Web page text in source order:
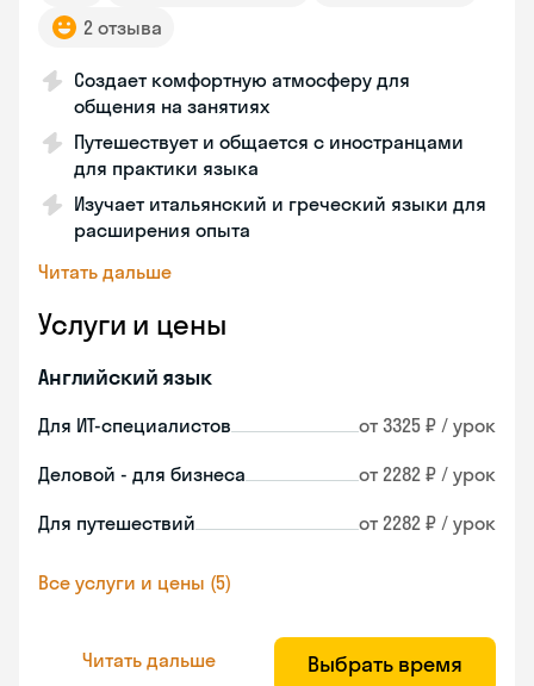
2 отзыва
Создает комфортную атмосферу для
общения на занятиях
Путешествует и общается с иностранцами
для практики языка
Изучает итальянский и греческий языки для
расширения опыта
Читать дальше
Услуги и цены
Английский язык
Для ИТ-специалистов от 3325 ₽ / урок
Деловой - для бизнеса от 2282 ₽ / урок
Для путешествий от 2282 ₽ / урок
Все услуги и цены (5)
Читать дальше Выбрать время